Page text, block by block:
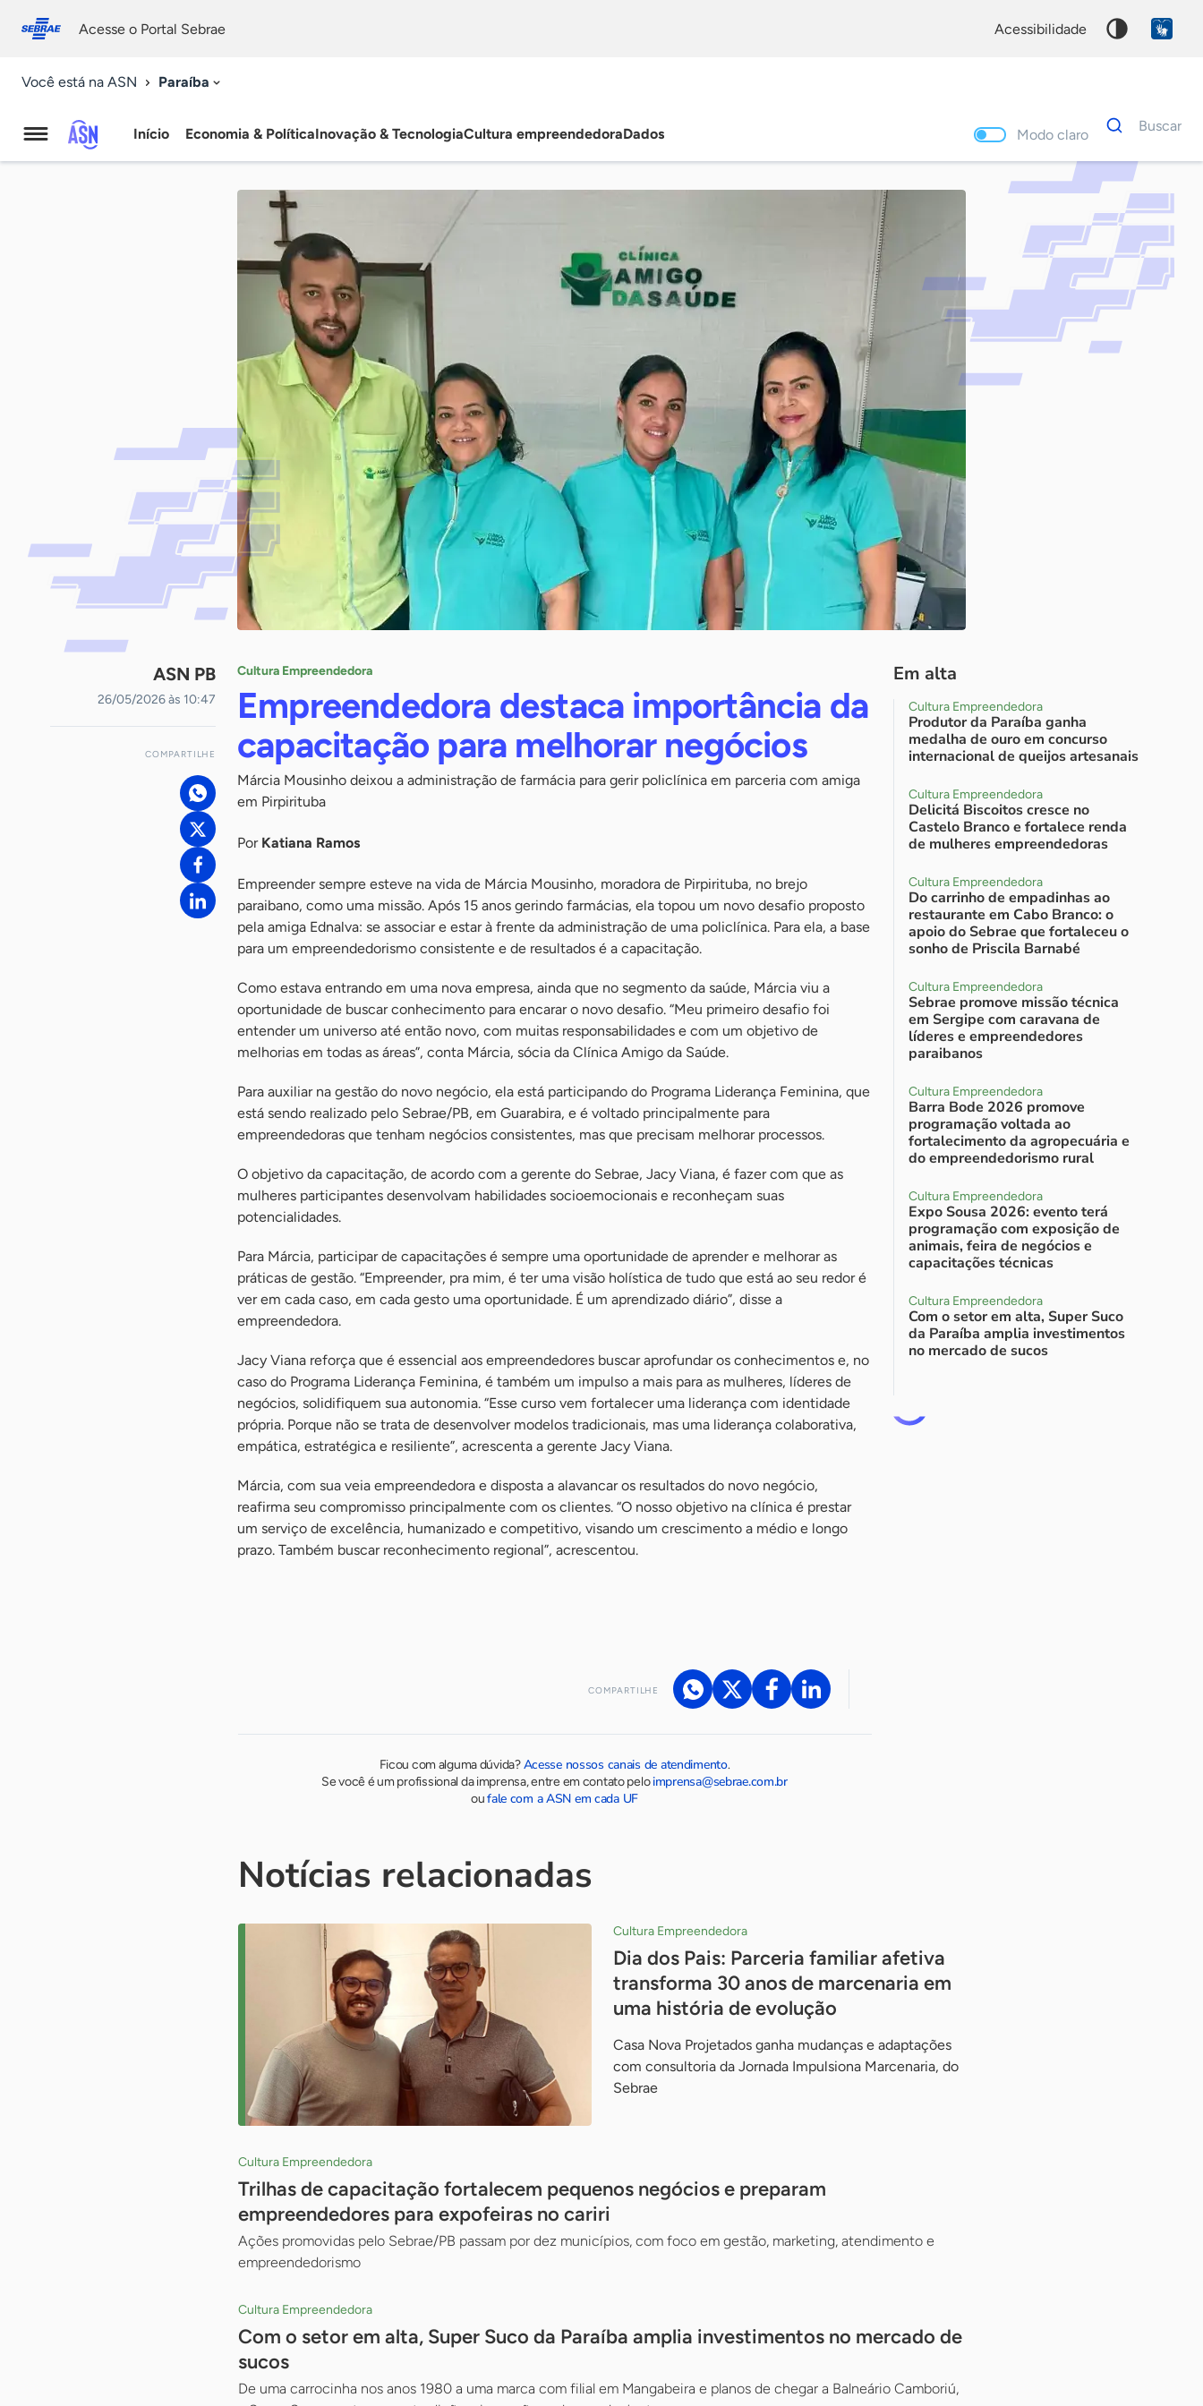
conosco
Acesse o Portal Sebrae acessibilidade
Você está na ASN Paraíba
Agência
Início Economia & PolíticaInovação & TecnologiaCultura empreendedoraDados Modo claro
Dados
para
Buscar
Palavra
chave
ASN PB
26/05/2026 às 10:47
COMPARTILHE
Cultura Empreendedora
Empreendedora destaca importância da
capacitação para melhorar negócios
Márcia Mousinho deixou a administração de farmácia para gerir policlínica em parceria com amiga
em Pirpirituba
Por Katiana Ramos
Empreender sempre esteve na vida de Márcia Mousinho, moradora de Pirpirituba, no brejo
paraibano, como uma missão. Após 15 anos gerindo farmácias, ela topou um novo desafio proposto
pela amiga Ednalva: se associar e estar à frente da administração de uma policlínica. Para ela, a base
para um empreendedorismo consistente e de resultados é a capacitação.
Como estava entrando em uma nova empresa, ainda que no segmento da saúde, Márcia viu a
oportunidade de buscar conhecimento para encarar o novo desafio. “Meu primeiro desafio foi
entender um universo até então novo, com muitas responsabilidades e com um objetivo de
melhorias em todas as áreas”, conta Márcia, sócia da Clínica Amigo da Saúde.
Para auxiliar na gestão do novo negócio, ela está participando do Programa Liderança Feminina, que
está sendo realizado pelo Sebrae/PB, em Guarabira, e é voltado principalmente para
empreendedoras que tenham negócios consistentes, mas que precisam melhorar processos.
O objetivo da capacitação, de acordo com a gerente do Sebrae, Jacy Viana, é fazer com que as
mulheres participantes desenvolvam habilidades socioemocionais e reconheçam suas
potencialidades.
Para Márcia, participar de capacitações é sempre uma oportunidade de aprender e melhorar as
práticas de gestão. “Empreender, pra mim, é ter uma visão holística de tudo que está ao seu redor é
ver em cada caso, em cada gesto uma oportunidade. É um aprendizado diário”, disse a
empreendedora.
Jacy Viana reforça que é essencial aos empreendedores buscar aprofundar os conhecimentos e, no
caso do Programa Liderança Feminina, é também um impulso a mais para as mulheres, líderes de
negócios, solidifiquem sua autonomia. “Esse curso vem fortalecer uma liderança com identidade
própria. Porque não se trata de desenvolver modelos tradicionais, mas uma liderança colaborativa,
empática, estratégica e resiliente”, acrescenta a gerente Jacy Viana.
Márcia, com sua veia empreendedora e disposta a alavancar os resultados do novo negócio,
reafirma seu compromisso principalmente com os clientes. “O nosso objetivo na clínica é prestar
um serviço de excelência, humanizado e competitivo, visando um crescimento a médio e longo
prazo. Também buscar reconhecimento regional”, acrescentou.
COMPARTILHE
Ficou com alguma dúvida?Acesse nossos canais de atendimento.
Se você é um profissional da imprensa, entre em contato peloimprensa@sebrae.com.br
oufale com a ASN em cada UF
Em alta
Cultura Empreendedora
Produtor da Paraíba ganha
medalha de ouro em concurso
internacional de queijos artesanais
Cultura Empreendedora
Delicitá Biscoitos cresce no
Castelo Branco e fortalece renda
de mulheres empreendedoras
Cultura Empreendedora
Do carrinho de empadinhas ao
restaurante em Cabo Branco: o
apoio do Sebrae que fortaleceu o
sonho de Priscila Barnabé
Cultura Empreendedora
Sebrae promove missão técnica
em Sergipe com caravana de
líderes e empreendedores
paraibanos
Cultura Empreendedora
Barra Bode 2026 promove
programação voltada ao
fortalecimento da agropecuária e
do empreendedorismo rural
Cultura Empreendedora
Expo Sousa 2026: evento terá
programação com exposição de
animais, feira de negócios e
capacitações técnicas
Cultura Empreendedora
Com o setor em alta, Super Suco
da Paraíba amplia investimentos
no mercado de sucos
Notícias relacionadas
Cultura Empreendedora
Dia dos Pais: Parceria familiar afetiva
transforma 30 anos de marcenaria em
uma história de evolução
Casa Nova Projetados ganha mudanças e adaptações
com consultoria da Jornada Impulsiona Marcenaria, do
Sebrae
Cultura Empreendedora
Trilhas de capacitação fortalecem pequenos negócios e preparam
empreendedores para expofeiras no cariri
Ações promovidas pelo Sebrae/PB passam por dez municípios, com foco em gestão, marketing, atendimento e
empreendedorismo
Cultura Empreendedora
Com o setor em alta, Super Suco da Paraíba amplia investimentos no mercado de
sucos
De uma carrocinha nos anos 1980 a uma marca com filial em Mangabeira e planos de chegar a Balneário Camboriú,